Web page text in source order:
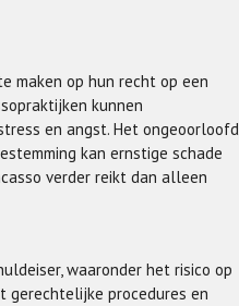
maken op hun recht op een
kunnen
en angst. Het ongeoorloofd
kan ernstige schade
verder reikt dan alleen
waaronder het risico op
gerechtelijke procedures en